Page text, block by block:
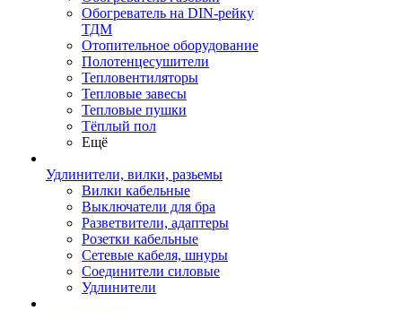
Обогреватель на DIN-рейку
ТДМ
Отопительное оборудование
Полотенцесушители
Тепловентиляторы
Тепловые завесы
Тепловые пушки
Тёплый пол
Ещё
Удлинители, вилки, разьемы
Вилки кабельные
Выключатели для бра
Разветвители, адаптеры
Розетки кабельные
Сетевые кабеля, шнуры
Соединители силовые
Удлинители